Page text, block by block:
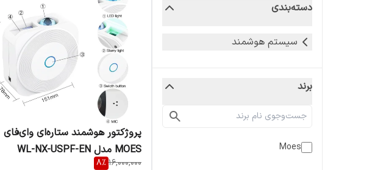
دسته‌بندی
سیستم هوشمند
برند
Moes
پروژکتور هوشمند ستاره‌ای وای‌فای
MOES مدل WL-NX-USPF-EN
16,000,000
8%